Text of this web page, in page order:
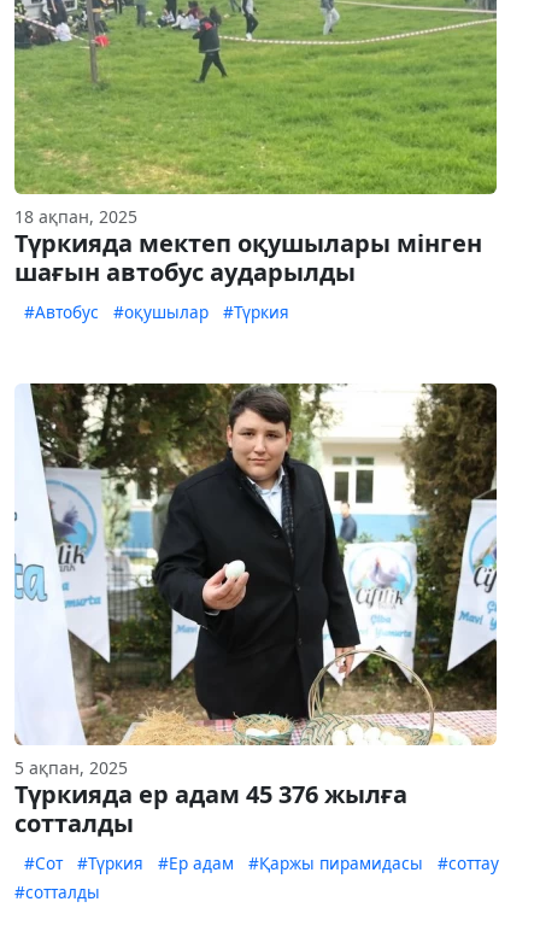
18 ақпан, 2025
Түркияда мектеп оқушылары мінген
шағын автобус аударылды
#Автобус #оқушылар #Түркия
5 ақпан, 2025
Түркияда ер адам 45 376 жылға
сотталды
#Сот #Түркия #Ер адам #Қаржы пирамидасы
#соттау
#сотталды